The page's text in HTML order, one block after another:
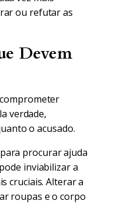
ou refutar as
Devem
verdade,
o acusado.
procurar ajuda
inviabilizar a
cruciais. Alterar a
roupas e o corpo